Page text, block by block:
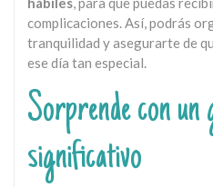
complicaciones. Así, podrás
tranquilidad y asegurarte de
ese día tan especial.
Sorprende con un
significativo